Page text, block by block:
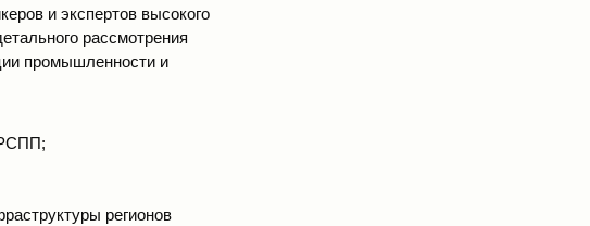
и экспертов высокого
рассмотрения
промышленности и
РСПП;
регионов